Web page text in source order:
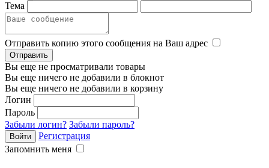
Тема
Отправить копию этого сообщения на Ваш адрес
Вы еще не просматривали товары
Вы еще ничего не добавили в блокнот
Вы еще ничего не добавили в корзину
Логин
Пароль
Забыли логин? Забыли пароль?
Регистрация
Запомнить меня